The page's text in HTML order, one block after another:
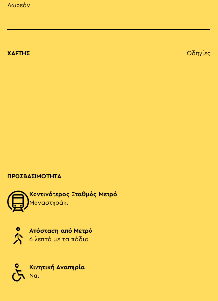
Δωρεάν
ΧΑΡΤΗΣ Οδηγίες
ΠΡΟΣΒΑΣΙΜΟΤΗΤΑ
Κοντινότερος Σταθμός Μετρό
Μοναστηράκι
Απόσταση από Μετρό
6 λεπτά με τα πόδια
Κινητική Αναπηρία
Ναι